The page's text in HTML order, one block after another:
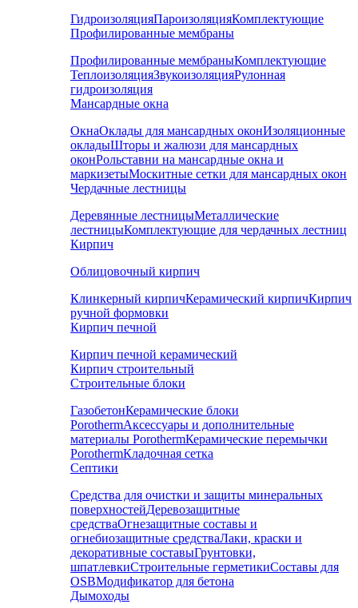
ГидроизоляцияПароизоляцияКомплектующие
Профилированные мембраны
Профилированные мембраныКомплектующие
ТеплоизоляцияЗвукоизоляцияРулонная
гидроизоляция
Мансардные окна
ОкнаОклады для мансардных оконИзоляционные
окладыШторы и жалюзи для мансардных
оконРольставни на мансардные окна и
маркизетыМоскитные сетки для мансардных окон
Чердачные лестницы
Деревянные лестницыМеталлические
лестницыКомплектующие для чердачных лестниц
Кирпич
Облицовочный кирпич
Клинкерный кирпичКерамический кирпичКирпич
ручной формовки
Кирпич печной
Кирпич печной керамический
Кирпич строительный
Строительные блоки
ГазобетонКерамические блоки
PorothermАксессуары и дополнительные
материалы PorothermКерамические перемычки
PorothermКладочная сетка
Септики
Средства для очистки и защиты минеральных
поверхностейДеревозащитные
средстваОгнезащитные составы и
огнебиозащитные средстваЛаки, краски и
декоративные составыГрунтовки,
шпатлевкиСтроительные герметикиСоставы для
OSBМодификатор для бетона
Дымоходы